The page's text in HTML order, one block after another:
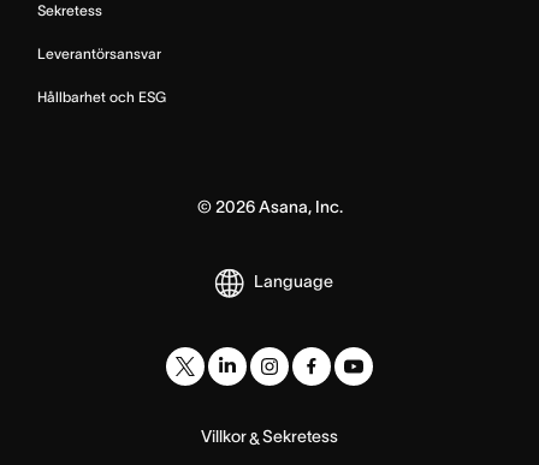
Sekretess
Leverantörsansvar
Hållbarhet och ESG
© 2026Asana, Inc.
Language
Villkor&Sekretess